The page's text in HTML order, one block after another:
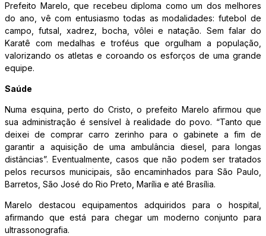
Prefeito Marelo, que recebeu diploma como um dos melhores
do ano, vê com entusiasmo todas as modalidades: futebol de
campo, futsal, xadrez, bocha, vôlei e natação. Sem falar do
Karatê com medalhas e troféus que orgulham a população,
valorizando os atletas e coroando os esforços de uma grande
equipe.
Saúde
Numa esquina, perto do Cristo, o prefeito Marelo afirmou que
sua administração é sensível à realidade do povo. “Tanto que
deixei de comprar carro zerinho para o gabinete a fim de
garantir a aquisição de uma ambulância diesel, para longas
distâncias”. Eventualmente, casos que não podem ser tratados
pelos recursos municipais, são encaminhados para São Paulo,
Barretos, São José do Rio Preto, Marília e até Brasília.
Marelo destacou equipamentos adquiridos para o hospital,
afirmando que está para chegar um moderno conjunto para
ultrassonografia.